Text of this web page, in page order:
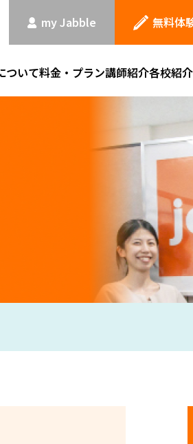
my Jabble 無料体
ついて料金・プラン講師紹介各校紹介